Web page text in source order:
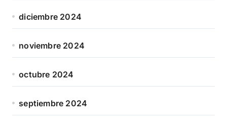
diciembre 2024
noviembre 2024
octubre 2024
septiembre 2024